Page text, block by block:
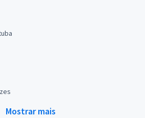
Mostrar mais